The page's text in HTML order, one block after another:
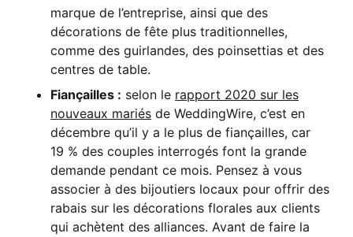
marque de l’entreprise, ainsi que des
décorations de fête plus traditionnelles,
comme des guirlandes, des poinsettias et des
centres de table.
Fiançailles : selon le rapport 2020 sur les
nouveaux mariés de WeddingWire, c’est en
décembre qu’il y a le plus de fiançailles, car
19 % des couples interrogés font la grande
demande pendant ce mois. Pensez à vous
associer à des bijoutiers locaux pour offrir des
rabais sur les décorations florales aux clients
qui achètent des alliances. Avant de faire la